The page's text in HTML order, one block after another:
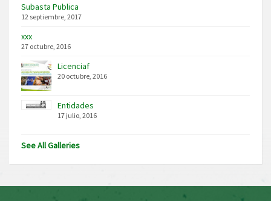
Subasta Publica
12 septiembre, 2017
xxx
27 octubre, 2016
Licenciaf
20 octubre, 2016
Entidades
17 julio, 2016
See All Galleries